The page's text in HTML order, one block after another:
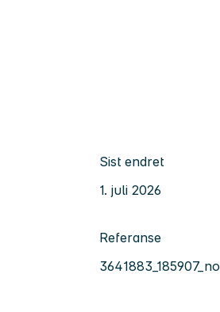
Sist endret
1. juli 2026
Referanse
3641883_185907_no